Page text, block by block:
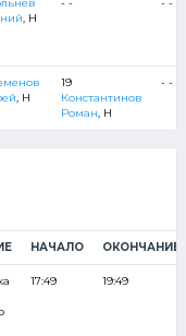
, Н
- - - - -
, Н
19
Константинов
Роман, Н
- - -
НАЧАЛО ОКОНЧАНИЕ
17:49 19:49